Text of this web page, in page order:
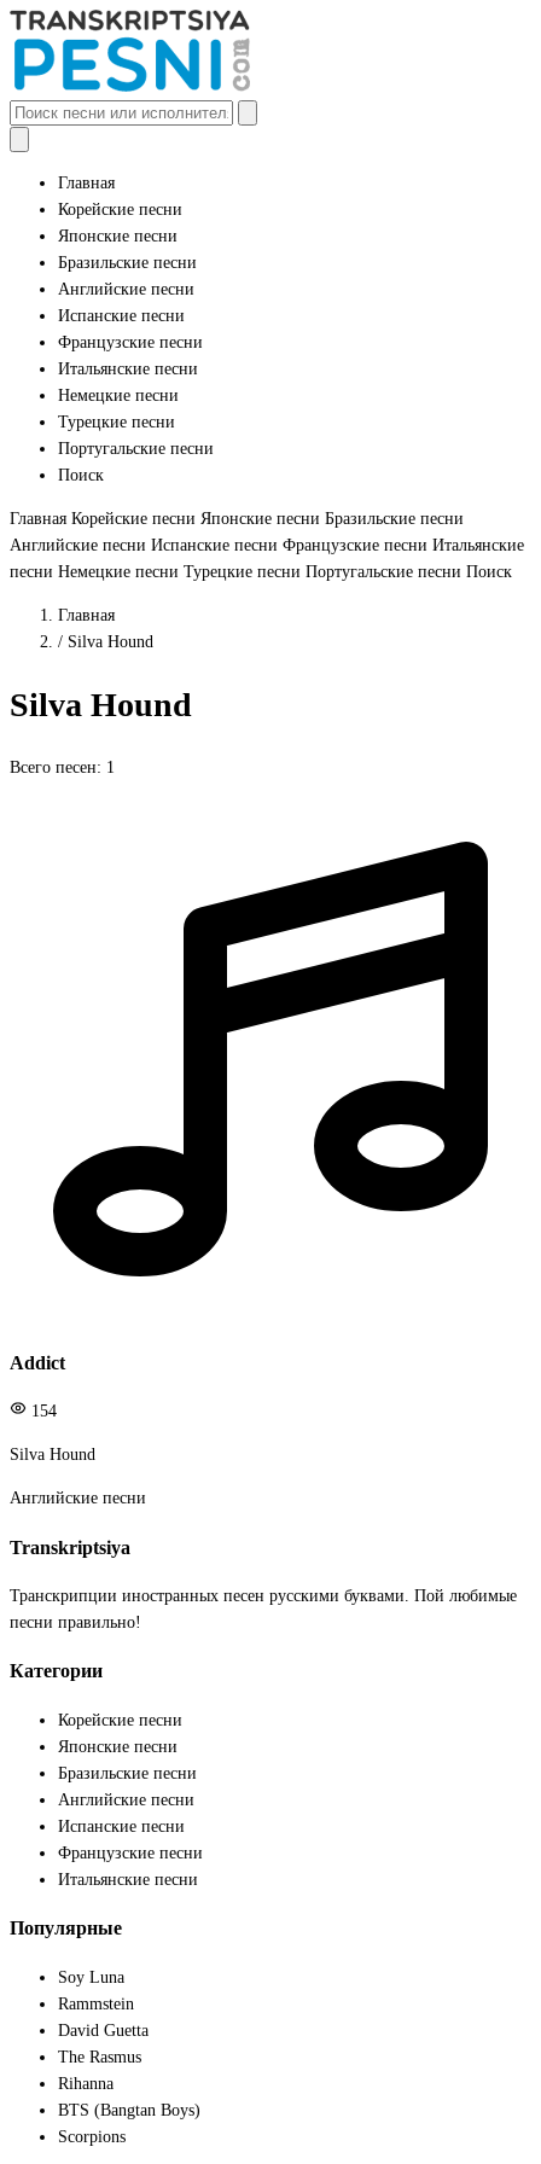
Главная
Корейские песни
Японские песни
Бразильские песни
Английские песни
Испанские песни
Французские песни
Итальянские песни
Немецкие песни
Турецкие песни
Португальские песни
Поиск
Главная Корейские песни Японские песни Бразильские песни
Английские песни Испанские песни Французские песни Итальянские
песни Немецкие песни Турецкие песни Португальские песни Поиск
Главная
/ Silva Hound
Silva Hound
Всего песен: 1
Addict
154
Silva Hound
Английские песни
Transkriptsiya
Транскрипции иностранных песен русскими буквами. Пой любимые
песни правильно!
Категории
Корейские песни
Японские песни
Бразильские песни
Английские песни
Испанские песни
Французские песни
Итальянские песни
Популярные
Soy Luna
Rammstein
David Guetta
The Rasmus
Rihanna
BTS (Bangtan Boys)
Scorpions